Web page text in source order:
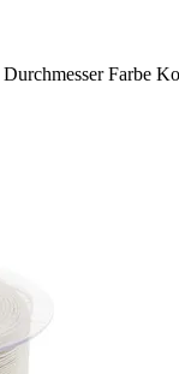
Durchmesser Farbe